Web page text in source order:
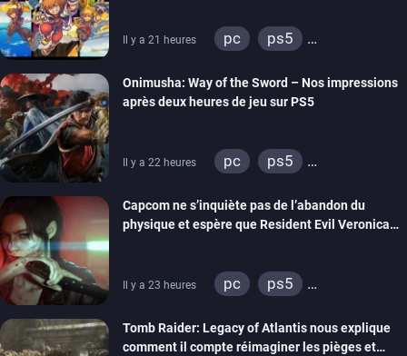
Il y a 21 heures pc
ps5
Onimusha: Way of the Sword – Nos impressions
après deux heures de jeu sur PS5
Il y a 22 heures pc
ps5
Capcom ne s’inquiète pas de l’abandon du
physique et espère que Resident Evil Veronica
Il y a 23 heures pc
ps5
Tomb Raider: Legacy of Atlantis nous explique
comment il compte réimaginer les pièges et